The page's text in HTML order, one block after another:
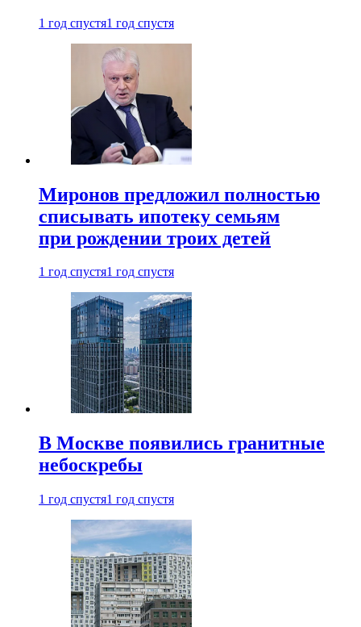
1 год спустя1 год спустя
Миронов предложил полностью
списывать ипотеку семьям
при рождении троих детей
1 год спустя1 год спустя
В Москве появились гранитные
небоскребы
1 год спустя1 год спустя